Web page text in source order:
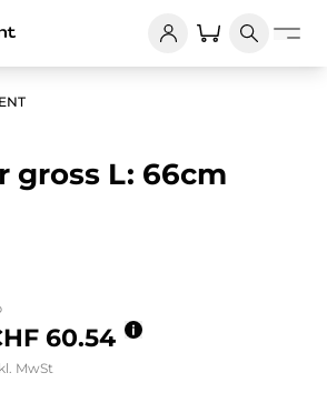
gross L: 66cm
60.54
MwSt